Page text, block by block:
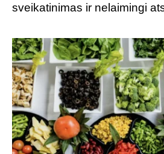
sveikatinimas ir nelaimingi